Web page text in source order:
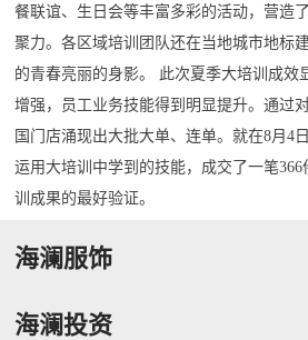
餐联谊、生日会等丰富多彩的活动，营造
聚力。各区域培训团队还在当地城市地标
的青春亮丽的身影。 此次夏季大培训成效
增强，员工业务技能得到明显提升。通过
国门店涌现出大批大单、连单。就在8月4
运用大培训中学到的技能，成交了一笔
训成果的最好验证。
海澜服饰
海澜投资